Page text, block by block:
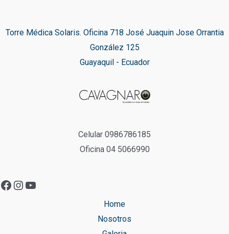
Torre Médica Solaris. Oficina 718 José Juaquin Jose Orrantia
González 125
Guayaquil - Ecuador
Celular 0986786185
Oficina 04 5066990
Home
Nosotros